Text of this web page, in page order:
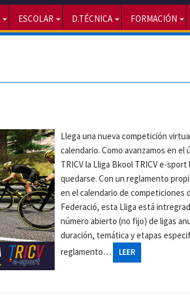
ESCOLAR D.TÉCNICA FORMACIÓN
Llega una nueva competición
calendario. Como avanzamos en el
TRICV la Lliga Bkool TRICV e-sport
quedarse. Con un reglamento
en el calendario de competiciones
Federació, esta Lliga está
número abierto (no fijo) de ligas
duración, temática y etapas
reglamento…
LEER